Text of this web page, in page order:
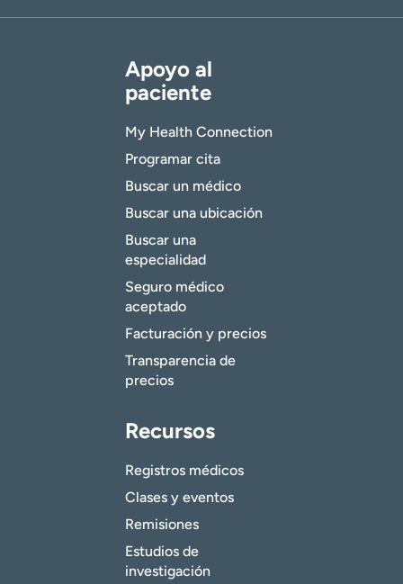
Apoyo al
paciente
My Health Connection
Programar cita
Buscar un médico
Buscar una ubicación
Buscar una
especialidad
Seguro médico
aceptado
Facturación y precios
Transparencia de
precios
Recursos
Registros médicos
Clases y eventos
Remisiones
Estudios de
investigación